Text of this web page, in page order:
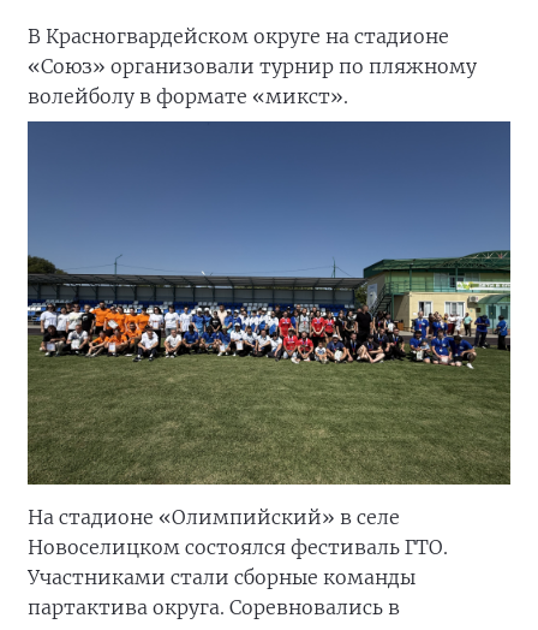
В Красногвардейском округе на стадионе
«Союз» организовали турнир по пляжному
волейболу в формате «микст».
На стадионе «Олимпийский» в селе
Новоселицком состоялся фестиваль ГТО.
Участниками стали сборные команды
партактива округа. Соревновались в